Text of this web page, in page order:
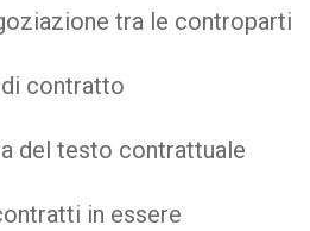
tra le controparti
contratto
del testo contrattuale
in essere